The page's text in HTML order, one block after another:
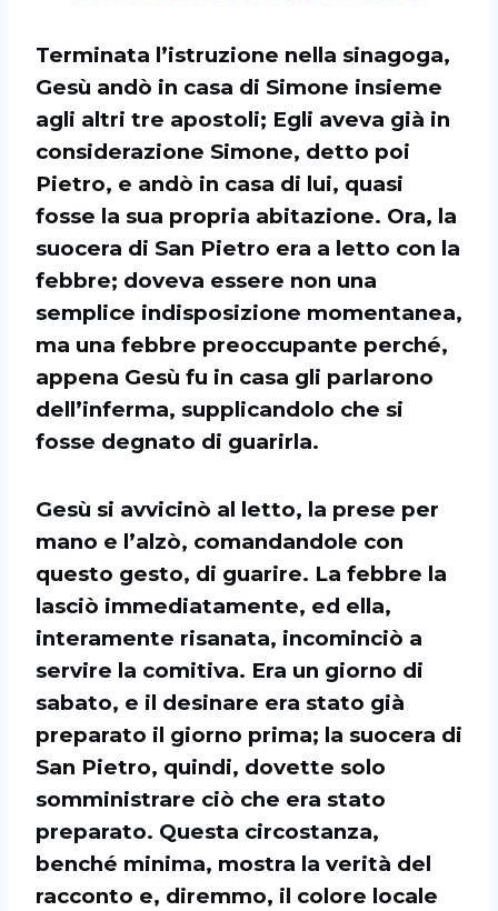
Terminata l’istruzione nella sinagoga,
Gesù andò in casa di Simone insieme
agli altri tre apostoli; Egli aveva già in
considerazione Simone, detto poi
Pietro, e andò in casa di lui, quasi
fosse la sua propria abitazione. Ora, la
suocera di San Pietro era a letto con la
febbre; doveva essere non una
semplice indisposizione momentanea,
ma una febbre preoccupante perché,
appena Gesù fu in casa gli parlarono
dell’inferma, supplicandolo che si
fosse degnato di guarirla.
Gesù si avvicinò al letto, la prese per
mano e l’alzò, comandandole con
questo gesto, di guarire. La febbre la
lasciò immediatamente, ed ella,
interamente risanata, incominciò a
servire la comitiva. Era un giorno di
sabato, e il desinare era stato già
preparato il giorno prima; la suocera di
San Pietro, quindi, dovette solo
somministrare ciò che era stato
preparato. Questa circostanza,
benché minima, mostra la verità del
racconto e, diremmo, il colore locale